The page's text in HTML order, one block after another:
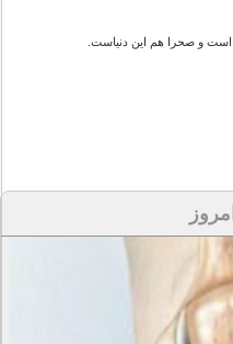
است و صحرا هم این دنیاست.